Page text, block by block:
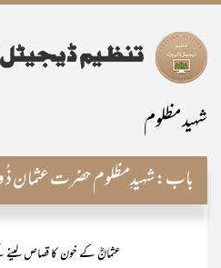
شہید مظلوم
باب:شہیدِمظلوم حضرت عثمان ذ ُوالنُّورَین رضی
عثمانؓ کے خون کا قصاص